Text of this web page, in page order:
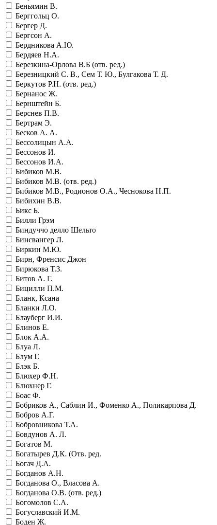
Беньямин В.
Берггольц О.
Бергер Д.
Бергсон А.
Бердникова А.Ю.
Бердяев Н.А.
Березкина-Орлова В.Б (отв. ред.)
Березницкий С. В., Сем Т. Ю., Булгакова Т. Д.
Беркутов Р.Н. (отв. ред.)
Бернанос Ж.
Бернштейн Б.
Берснев П.В.
Бертрам Э.
Бесков А. А.
Бессолицын А.А.
Бессонов И.
Бессонов И.А.
Бибиков М.В.
Бибиков М.В. (отв. ред.)
Бибиков М.В., Родионов О.А., Чеснокова Н.П.
Бибихин В.В.
Бикс Б.
Билли Грэм
Биндуччо делло Шельто
Бинсвангер Л.
Биркин М.Ю.
Бирн, Френсис Джон
Бирюкова Т.З.
Битов А. Г.
Бицилли П.М.
Бланк, Ксана
Бланки Л.О.
Блауберг И.И.
Блинов Е.
Блок А.А.
Блуа Л.
Блум Г.
Блэк Б.
Блюхер Ф.Н.
Блюхнер Г.
Боас Ф.
Бобриков А., Саблин И., Фоменко А., Поликарпова Д.
Бобров А.Г.
Бобровникова Т.А.
Бовдунов А. Л.
Богатов М.
Богатырев Д.К. (Отв. ред.
Богач Д.А.
Богданов А.Н.
Богданова О., Власова А.
Богданова О.В. (отв. ред.)
Богомолов С.А.
Богуславский И.М.
Боден Ж.